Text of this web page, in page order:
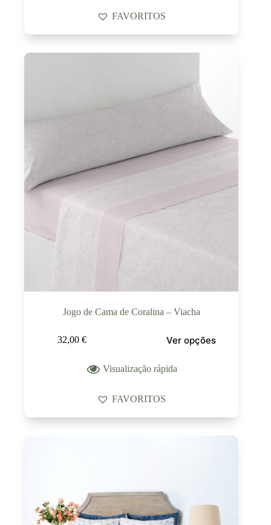
FAVORITOS
Jogo de Cama de Coralina – Viacha
32,00 € Ver opções
Visualização rápida
FAVORITOS